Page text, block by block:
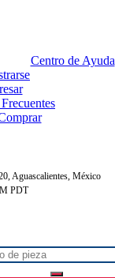
Centro de Ayuda
Aguascalientes, México
PDT